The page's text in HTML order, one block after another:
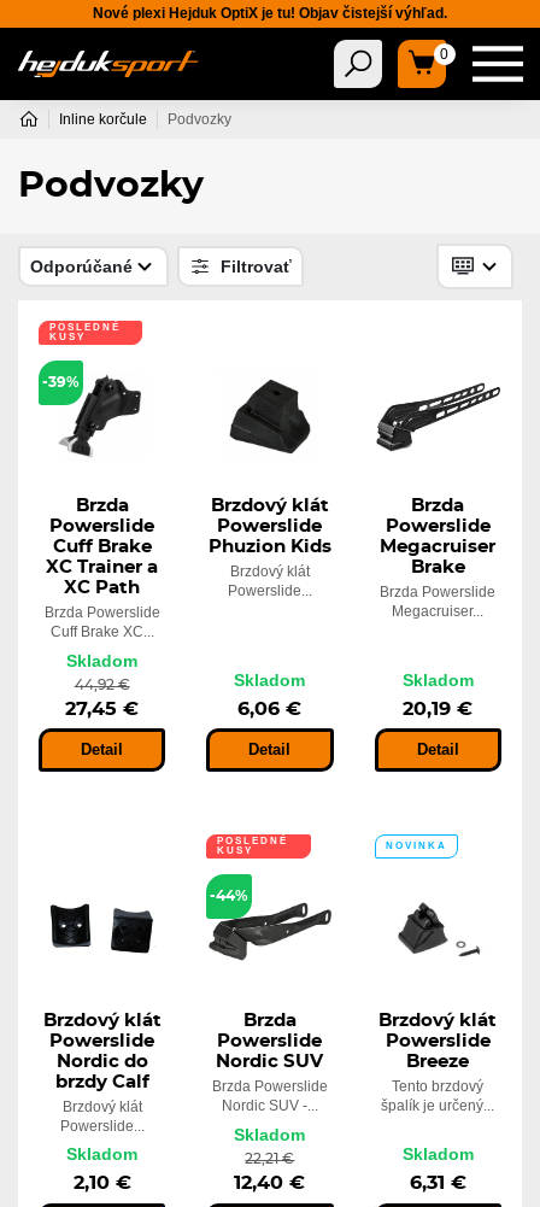
Nové plexi Hejduk OptiX je tu! Objav čistejší výhľad.
0
Inline korčule Podvozky
Podvozky
Odporúčané Filtrovať
POSLEDNÉ
KUSY
-39%
Brzda
Powerslide
Cuff Brake
XC Trainer a
XC Path
Brzda Powerslide
Cuff Brake XC...
Skladom
44,92 €
27,45 €
Detail
Brzdový klát
Powerslide
Phuzion Kids
Brzdový klát
Powerslide...
Skladom
6,06 €
Detail
Brzda
Powerslide
Megacruiser
Brake
Brzda Powerslide
Megacruiser...
Skladom
20,19 €
Detail
Brzdový klát
Powerslide
Nordic do
brzdy Calf
Brzdový klát
Powerslide...
Skladom
2,10 €
POSLEDNÉ
KUSY
-44%
Brzda
Powerslide
Nordic SUV
Brzda Powerslide
Nordic SUV -...
Skladom
22,21 €
12,40 €
NOVINKA
Brzdový klát
Powerslide
Breeze
Tento brzdový
špalík je určený...
Skladom
6,31 €